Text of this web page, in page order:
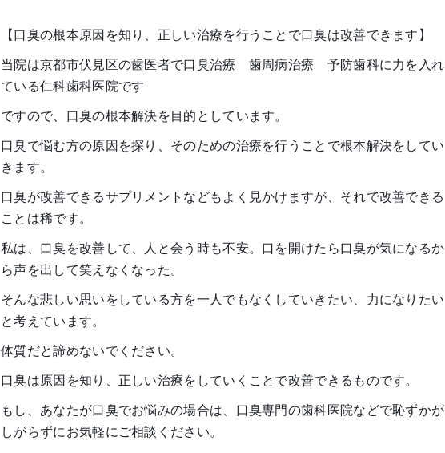
【口臭の根本原因を知り、正しい治療を行うことで口臭は改善できます】
当院は京都市伏見区の歯医者で口臭治療 歯周病治療 予防歯科に力を入れ
ている仁科歯科医院です
ですので、口臭の根本解決を目的としています。
口臭で悩む方の原因を探り、そのための治療を行うことで根本解決をしてい
きます。
口臭が改善できるサプリメントなどもよく見かけますが、それで改善できる
ことは稀です。
私は、口臭を改善して、人と会う時も不安。口を開けたら口臭が気になるか
ら声を出して笑えなくなった。
そんな悲しい思いをしている方を一人でもなくしていきたい、力になりたい
と考えています。
体質だと諦めないでください。
口臭は原因を知り、正しい治療をしていくことで改善できるものです。
もし、あなたが口臭でお悩みの場合は、口臭専門の歯科医院などで恥ずかが
しがらずにお気軽にご相談ください。